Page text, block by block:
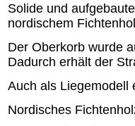
Solide und
nordischem
Der Oberkorb wurde
Dadurch erhält der
Auch als Liegemodell
Nordisches